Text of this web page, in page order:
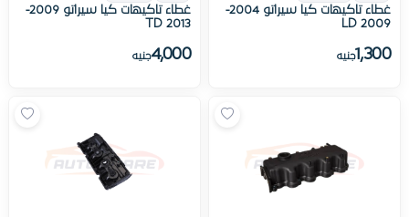
غطاء تاكيهات كيا سيراتو 2004-
2009 LD
1,300جنيه
غطاء تاكيهات كيا سيراتو 2009-
2013 TD
4,000جنيه